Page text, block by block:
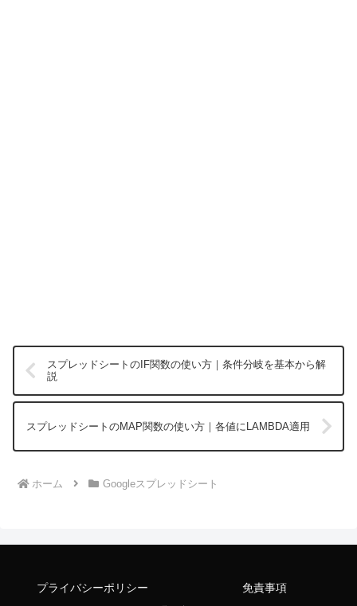
スプレッドシートのIF関数の使い方｜条件分岐を基本から解
説
スプレッドシートのMAP関数の使い方｜各値にLAMBDA適用
ホーム Googleスプレッドシート
プライバシーポリシー
免責事項